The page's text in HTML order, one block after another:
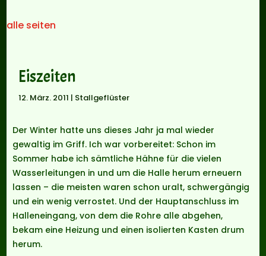
alle seiten
Eiszeiten
12. März. 2011 | Stallgeflüster
Der Winter hatte uns dieses Jahr ja mal wieder
gewaltig im Griff. Ich war vorbereitet: Schon im
Sommer habe ich sämtliche Hähne für die vielen
Wasserleitungen in und um die Halle herum erneuern
lassen – die meisten waren schon uralt, schwergängig
und ein wenig verrostet. Und der Hauptanschluss im
Halleneingang, von dem die Rohre alle abgehen,
bekam eine Heizung und einen isolierten Kasten drum
herum.